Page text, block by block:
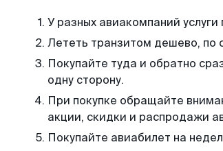
У разных авиакомпаний
Лететь транзитом дешево, по
Покупайте туда и обратно
одну сторону.
При покупке обращайте
акции, скидки и распродажи
Покупайте авиабилет на